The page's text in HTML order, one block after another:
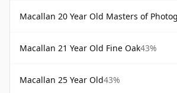
Macallan 20 Year Old Masters of Photography
Macallan 21 Year Old Fine Oak43%
Macallan 25 Year Old43%